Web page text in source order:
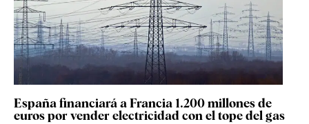
España financiará a Francia 1.200 millones de
euros por vender electricidad con el tope del gas